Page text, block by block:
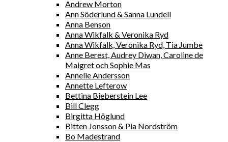
Andrew Morton
Ann Söderlund & Sanna Lundell
Anna Benson
Anna Wikfalk & Veronika Ryd
Anna Wikfalk, Veronika Ryd, Tia Jumbe
Anne Berest, Audrey Diwan, Caroline de
Maigret och Sophie Mas
Annelie Andersson
Annette Lefterow
Bettina Bieberstein Lee
Bill Clegg
Birgitta Höglund
Bitten Jonsson & Pia Nordström
Bo Madestrand